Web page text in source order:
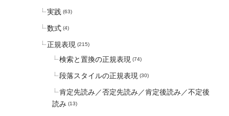
実践 (63)
数式 (4)
正規表現 (215)
検索と置換の正規表現 (74)
段落スタイルの正規表現 (30)
肯定先読み／否定先読み／肯定後読み／不定後
読み (13)